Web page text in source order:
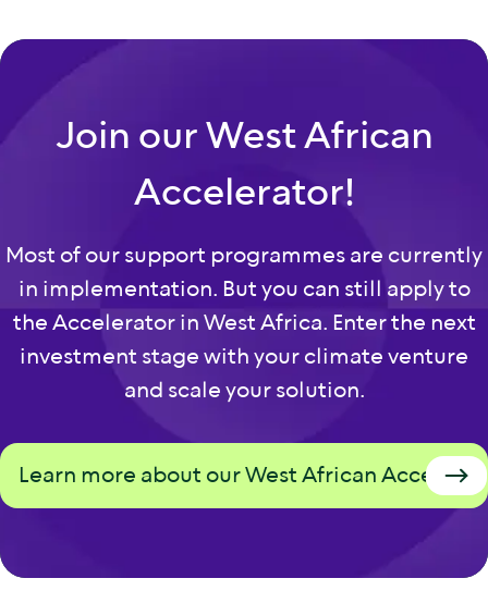
Join our West African
Accelerator!
Most of our support programmes are currently
in implementation. But you can still apply to
the Accelerator in West Africa. Enter the next
investment stage with your climate venture
and scale your solution.
Learn more about our West African